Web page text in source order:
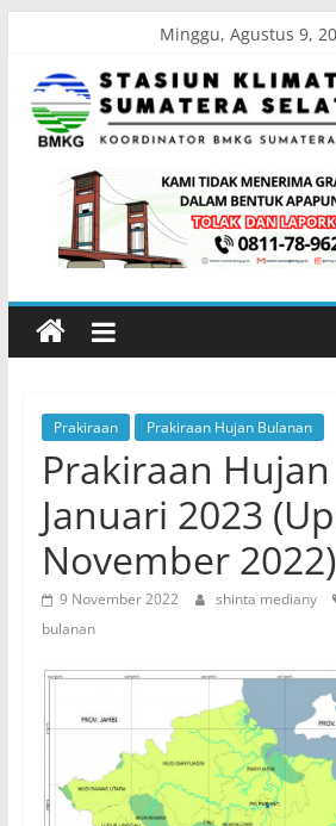
content
Minggu, Agustus 9,
Stasiun
Klimatologi
Sumatera
Koordinator
BMKG
Sumatera
Selatan
Prakiraan Prakiraan Hujan Bulanan
Prakiraan
Januari 2023
November 2022)
9 November 2022 shinta mediany
bulanan